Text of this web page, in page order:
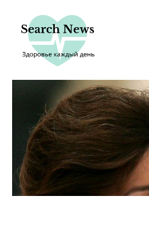
содержимому